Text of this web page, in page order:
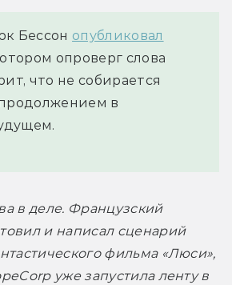
Бессон опубликовал
опроверг слова
что не собирается
в
в деле. Французский
и написал сценарий
фильма «Люси»,
уже запустила ленту в